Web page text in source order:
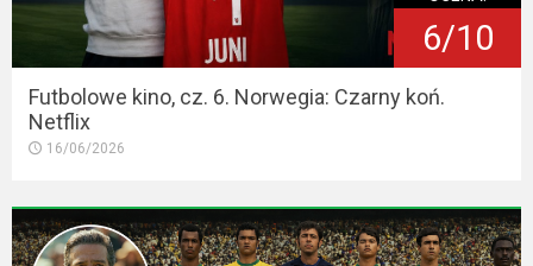
6/10
Futbolowe kino, cz. 6. Norwegia: Czarny koń.
Netflix
16/06/2026